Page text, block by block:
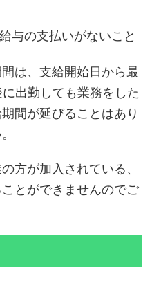
与の支払いがないこと
は、支給開始日から最
出勤しても業務をした
間が延びることはあり
方が加入されている、
とができませんのでご